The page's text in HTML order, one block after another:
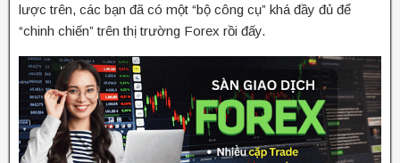
lược trên, các bạn đã có một “bộ công cụ” khá đầy đủ để
“chinh chiến” trên thị trường Forex rồi đấy.